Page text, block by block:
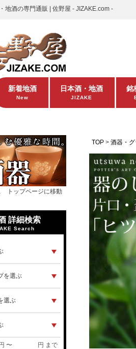
地酒の専門通販 | 佐野屋 - JIZAKE.com -
新着地酒
New
日本酒・地酒
JIZAKE
銘
トップページに移動
詳細検索
Search
円 〜 円 まで
TOP 酒器・グ